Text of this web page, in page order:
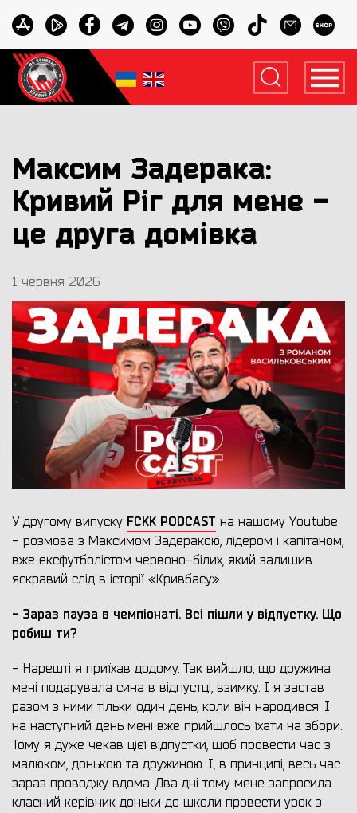
Максим Задерака:
Кривий Ріг для мене -
це друга домівка
1 червня 2026
У другому випуску FCKK PODCAST на нашому Youtube
- розмова з Максимом Задеракою, лідером і капітаном,
вже ексфутболістом червоно-білих, який залишив
яскравий слід в історії «Кривбасу».
- Зараз пауза в чемпіонаті. Всі пішли у відпустку. Що
робиш ти?
- Нарешті я приїхав додому. Так вийшло, що дружина
мені подарувала сина в відпустці, взимку. І я застав
разом з ними тільки один день, коли він народився. І
на наступний день мені вже прийшлось їхати на збори.
Тому я дуже чекав цієї відпустки, щоб провести час з
малюком, донькою та дружиною. І, в принципі, весь час
зараз проводжу вдома. Два дні тому мене запросила
класний керівник доньки до школи провести урок з